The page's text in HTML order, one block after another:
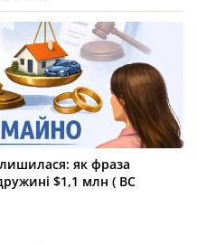
як фраза
$1,1 млн ( ВС